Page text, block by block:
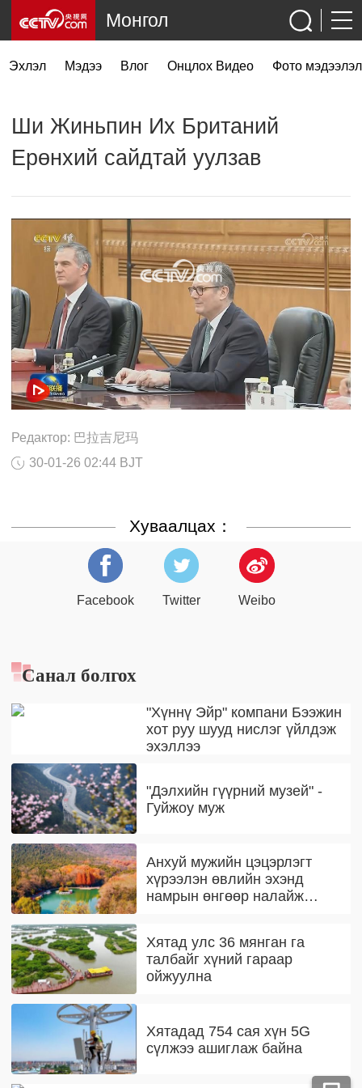
Эхлэл Мэдээ Влог Онцлох Видео Фото мэдээлэл
Монгол
Ши Жиньпин Их Британий
Ерөнхий сайдтай уулзав
网络开小差了，请稍后再试
Редактор: 巴拉吉尼玛
30-01-26 02:44 BJT
Хуваалцах：
Facebook Twitter Weibo
Санал болгох
"Хүннү Эйр" компани Бээжин
хот руу шууд нислэг үйлдэж
эхэллээ
"Дэлхийн гүүрний музей" -
Гуйжоу муж
Анхуй мужийн цэцэрлэгт
хүрээлэн өвлийн эхэнд
намрын өнгөөр налайж
Хятад улс 36 мянган га
талбайг хүний гараар
ойжуулна
Хятадад 754 сая хүн 5G
сүлжээ ашиглаж байна